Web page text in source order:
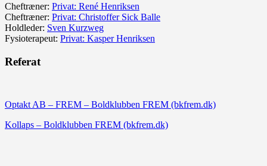
Cheftræner: Privat: René Henriksen
Cheftræner: Privat: Christoffer Sick Balle
Holdleder: Sven Kurzweg
Fysioterapeut: Privat: Kasper Henriksen
Referat
Optakt AB – FREM – Boldklubben FREM (bkfrem.dk)
Kollaps – Boldklubben FREM (bkfrem.dk)